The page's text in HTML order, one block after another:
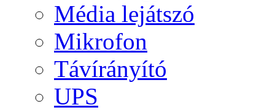
Média lejátszó
Mikrofon
Távírányító
UPS